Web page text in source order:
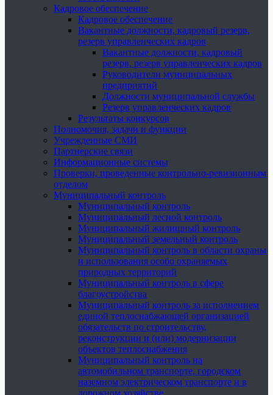
Кадровое обеспечение
Кадровое обеспечение
Вакантные должности, кадровый резерв,
резерв управленческих кадров
Вакантные должности, кадровый
резерв, резерв управленческих кадров
Руководители муниципальных
предприятий
Должности муниципальной службы
Резерв управленческих кадров
Результаты конкурсов
Полномочия, задачи и функции
Учрежденные СМИ
Партнерские связи
Информационные системы
Проверки, проведенные контрольно-ревизионным
отделом
Муниципальный контроль
Муниципальный контроль
Муниципальный лесной контроль
Муниципальный жилищный контроль
Муниципальный земельный контроль
Муниципальный контроль в области охраны
и использования особо охраняемых
природных территорий
Муниципальный контроль в сфере
благоустройства
Муниципальный контроль за исполнением
единой теплоснабжающей организацией
обязательств по строительству,
реконструкции и (или) модернизации
объектов теплоснабжения
Муниципальный контроль на
автомобильном транспорте, городском
наземном электрическом транспорте и в
дорожном хозяйстве